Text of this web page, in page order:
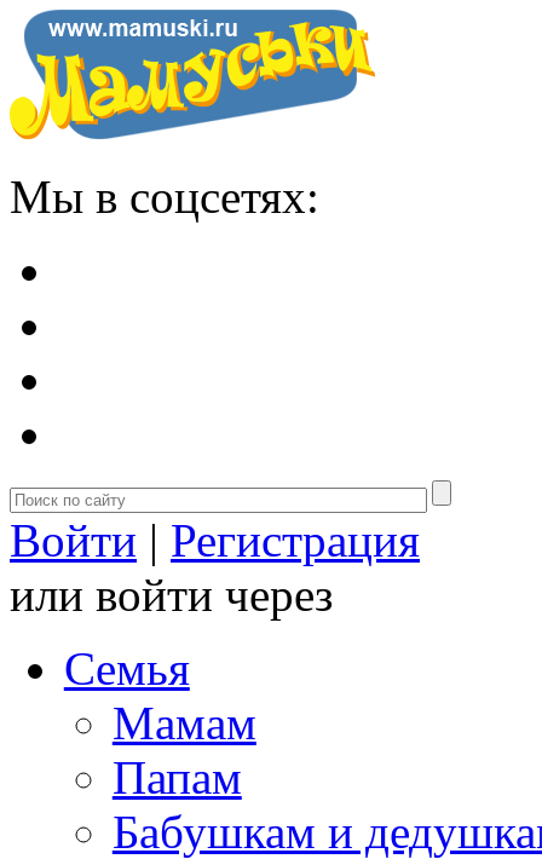
Мы в соцсетях:
Войти | Регистрация
или войти через
Семья
Мамам
Папам
Бабушкам и